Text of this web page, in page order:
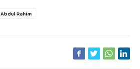
Abdul Rahim